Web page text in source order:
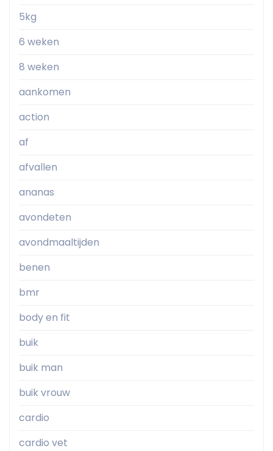
5kg
6 weken
8 weken
aankomen
action
af
afvallen
ananas
avondeten
avondmaaltijden
benen
bmr
body en fit
buik
buik man
buik vrouw
cardio
cardio vet